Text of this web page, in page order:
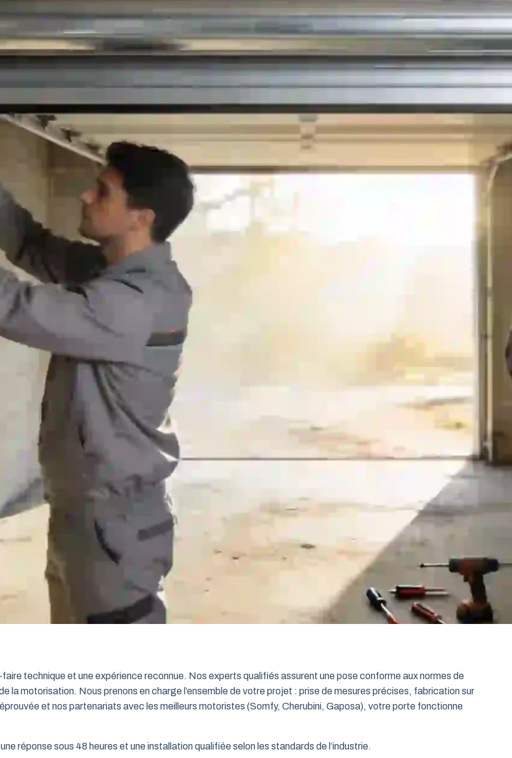
technique et une expérience reconnue. Nos experts qualifiés assurent une pose conforme aux normes de
la motorisation. Nous prenons en charge l’ensemble de votre projet : prise de mesures précises, fabrication sur
et nos partenariats avec les meilleurs motoristes (Somfy, Cherubini, Gaposa), votre porte fonctionne
réponse sous 48 heures et une installation qualifiée selon les standards de l’industrie.